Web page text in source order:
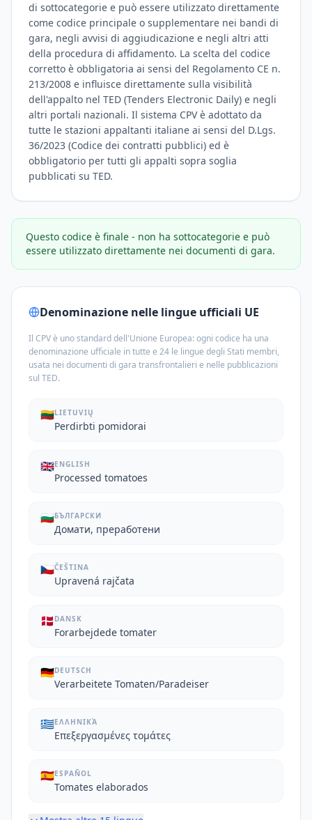
di sottocategorie e può essere utilizzato direttamente
come codice principale o supplementare nei bandi di
gara, negli avvisi di aggiudicazione e negli altri atti
della procedura di affidamento. La scelta del codice
corretto è obbligatoria ai sensi del Regolamento CE n.
213/2008 e influisce direttamente sulla visibilità
dell'appalto nel TED (Tenders Electronic Daily) e negli
altri portali nazionali. Il sistema CPV è adottato da
tutte le stazioni appaltanti italiane ai sensi del D.Lgs.
36/2023 (Codice dei contratti pubblici) ed è
obbligatorio per tutti gli appalti sopra soglia
pubblicati su TED.
Questo codice è finale - non ha sottocategorie e può
essere utilizzato direttamente nei documenti di gara.
Denominazione nelle lingue ufficiali UE
Il CPV è uno standard dell'Unione Europea: ogni codice ha una
denominazione ufficiale in tutte e 24 le lingue degli Stati membri,
usata nei documenti di gara transfrontalieri e nelle pubblicazioni
sul TED.
🇱🇹LIETUVIŲ
Perdirbti pomidorai
🇬🇧ENGLISH
Processed tomatoes
🇧🇬БЪЛГАРСКИ
Домати, преработени
🇨🇿ČEŠTINA
Upravená rajčata
🇩🇰 DANSK
Forarbejdede tomater
🇩🇪DEUTSCH
Verarbeitete Tomaten/Paradeiser
🇬🇷ΕΛΛΗΝΙΚΆ
Επεξεργασμένες τομάτες
🇪🇸ESPAÑOL
Tomates elaborados